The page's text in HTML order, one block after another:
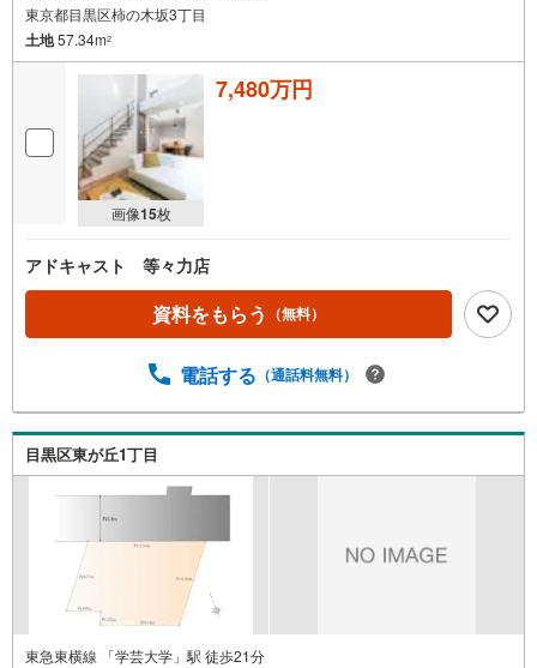
東京都目黒区柿の木坂3丁目
土地57.34m2
画像15枚
7,480万円
アドキャスト 等々力店
資料をもらう （無料）
電話する （通話料無料）
目黒区東が丘1丁目
東急東横線 「学芸大学」駅 徒歩21分